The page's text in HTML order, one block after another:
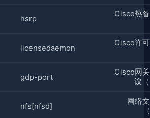
hsrp
Cisco热
licensedaemon
Cisco许
gdp-port
Cisco网
议
nfs[nfsd]
网络